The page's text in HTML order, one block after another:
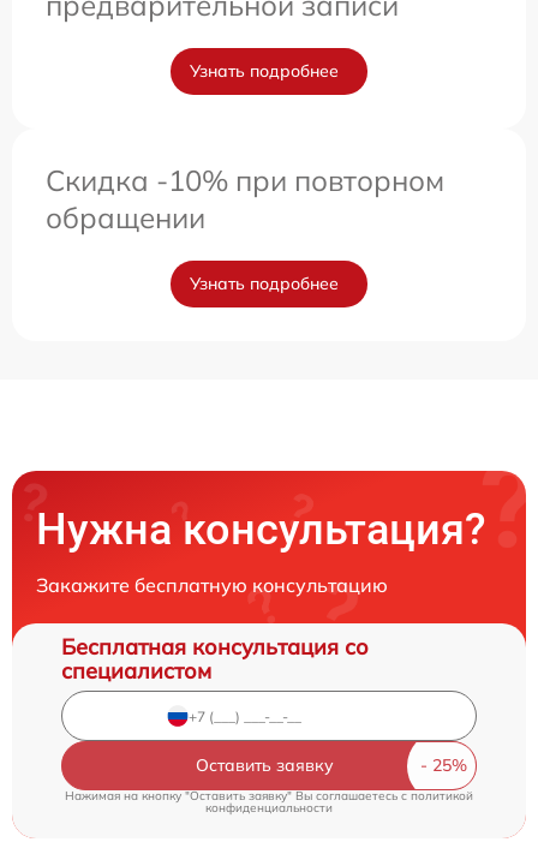
Узнать подробнее
Скидка -10% при повторном
обращении
Узнать подробнее
Нужна консультация?
Закажите бесплатную консультацию
Бесплатная консультация со
специалистом
Оставить заявку
Нажимая на кнопку "Оставить заявку" Вы соглашаетесь cполитикой
конфиденциальности